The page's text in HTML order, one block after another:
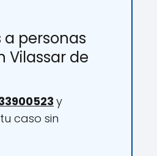
personas
Vilassar de
y
caso sin